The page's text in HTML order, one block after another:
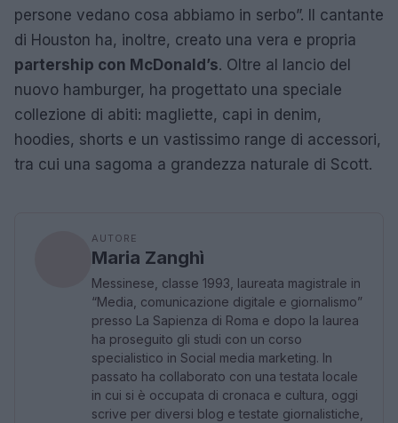
persone vedano cosa abbiamo in serbo”. Il cantante
di Houston ha, inoltre, creato una vera e propria
partership con McDonald’s. Oltre al lancio del
nuovo hamburger, ha progettato una speciale
collezione di abiti: magliette, capi in denim,
hoodies, shorts e un vastissimo range di accessori,
tra cui una sagoma a grandezza naturale di Scott.
AUTORE
Maria Zanghì
Messinese, classe 1993, laureata magistrale in
“Media, comunicazione digitale e giornalismo”
presso La Sapienza di Roma e dopo la laurea
ha proseguito gli studi con un corso
specialistico in Social media marketing. In
passato ha collaborato con una testata locale
in cui si è occupata di cronaca e cultura, oggi
scrive per diversi blog e testate giornalistiche,